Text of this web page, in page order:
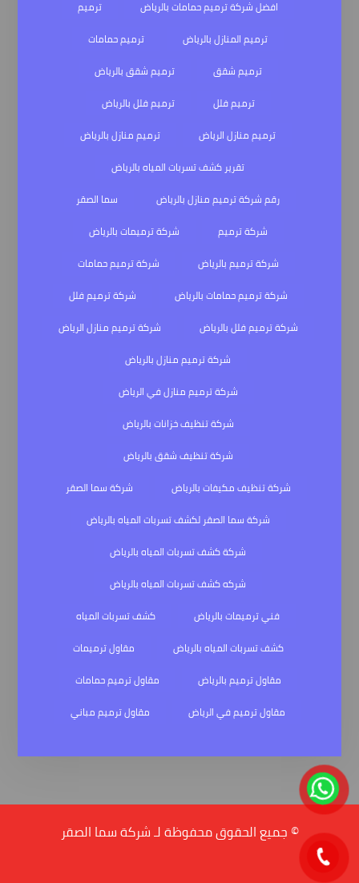
افضل شركة ترميم حمامات بالرياض
ترميم
ترميم المنازل بالرياض
ترميم حمامات
ترميم شقق
ترميم شقق بالرياض
ترميم فلل
ترميم فلل بالرياض
ترميم منازل الرياض
ترميم منازل بالرياض
تقرير كشف تسربات المياه بالرياض
رقم شركة ترميم منازل بالرياض
سما الصقر
شركة ترميم
شركة ترميمات بالرياض
شركة ترميم بالرياض
شركة ترميم حمامات
شركة ترميم حمامات بالرياض
شركة ترميم فلل
شركة ترميم فلل بالرياض
شركة ترميم منازل الرياض
شركة ترميم منازل بالرياض
شركة ترميم منازل في الرياض
شركة تنظيف خزانات بالرياض
شركة تنظيف شقق بالرياض
شركة تنظيف مكيفات بالرياض
شركة سما الصقر
شركة سما الصقر لكشف تسربات المياه بالرياض
شركة كشف تسربات المياه بالرياض
شركه كشف تسربات المياه بالرياض
فني ترميمات بالرياض
كشف تسربات المياه
كشف تسربات المياه بالرياض
مقاول ترميمات
مقاول ترميم بالرياض
مقاول ترميم حمامات
مقاول ترميم في الرياض
مقاول ترميم مباني
© جميع الحقوق محفوظة لـ شركة سما الصقر